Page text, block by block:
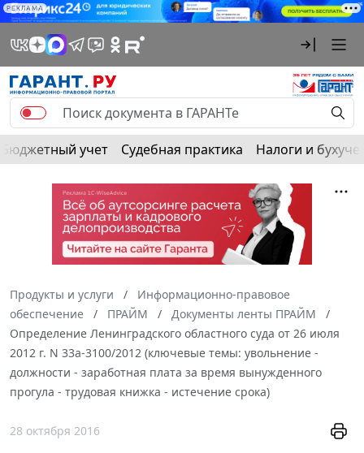
РЕКЛАМА
Бюджетный учет Судебная практика Налоги и
Продукты и услуги
Информационно-правовое
обеспечение
ПРАЙМ
Документы ленты ПРАЙМ
Определение Ленинградского областного суда от 26 июля
2012 г. N 33а-3100/2012 (ключевые темы: увольнение -
должности - заработная плата за время вынужденного
прогула - трудовая книжка - истечение срока)
28 октября 2016